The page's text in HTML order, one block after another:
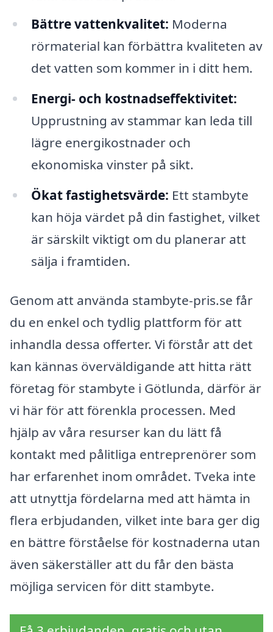
Bättre vattenkvalitet: Moderna
rörmaterial kan förbättra kvaliteten av
det vatten som kommer in i ditt hem.
Energi- och kostnadseffektivitet:
Upprustning av stammar kan leda till
lägre energikostnader och
ekonomiska vinster på sikt.
Ökat fastighetsvärde: Ett stambyte
kan höja värdet på din fastighet, vilket
är särskilt viktigt om du planerar att
sälja i framtiden.
Genom att använda stambyte-pris.se får
du en enkel och tydlig plattform för att
inhandla dessa offerter. Vi förstår att det
kan kännas överväldigande att hitta rätt
företag för stambyte i Götlunda, därför är
vi här för att förenkla processen. Med
hjälp av våra resurser kan du lätt få
kontakt med pålitliga entreprenörer som
har erfarenhet inom området. Tveka inte
att utnyttja fördelarna med att hämta in
flera erbjudanden, vilket inte bara ger dig
en bättre förståelse för kostnaderna utan
även säkerställer att du får den bästa
möjliga servicen för ditt stambyte.